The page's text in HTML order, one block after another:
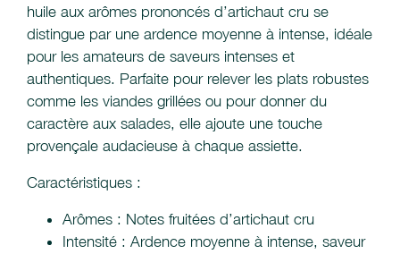
huile aux arômes prononcés d’artichaut cru se
distingue par une ardence moyenne à intense, idéale
pour les amateurs de saveurs intenses et
authentiques. Parfaite pour relever les plats robustes
comme les viandes grillées ou pour donner du
caractère aux salades, elle ajoute une touche
provençale audacieuse à chaque assiette.
Caractéristiques :
Arômes : Notes fruitées d’artichaut cru
Intensité : Ardence moyenne à intense, saveur